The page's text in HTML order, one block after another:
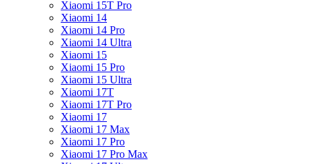
Xiaomi 15T Pro
Xiaomi 14
Xiaomi 14 Pro
Xiaomi 14 Ultra
Xiaomi 15
Xiaomi 15 Pro
Xiaomi 15 Ultra
Xiaomi 17T
Xiaomi 17T Pro
Xiaomi 17
Xiaomi 17 Max
Xiaomi 17 Pro
Xiaomi 17 Pro Max